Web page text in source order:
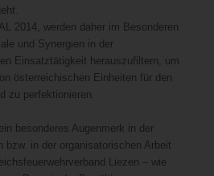
2014, werden daher im Besonderen
und Synergien in der
Einsatztätigkeit herauszufiltern, um
österreichischen Einheiten für den
zu perfektionieren.
besonderes Augenmerk in der
bzw. in der organisatorischen Arbeit
Liezen – wie